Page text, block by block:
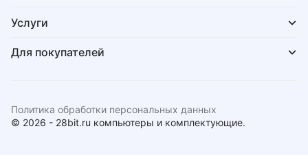
Услуги
Для покупателей
© 2026 - 28bit.ru компьютеры и комплектующие.
Политика обработки персональных данных